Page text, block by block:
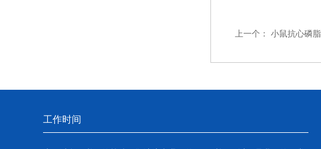
上一个： 小鼠抗心磷
工作时间